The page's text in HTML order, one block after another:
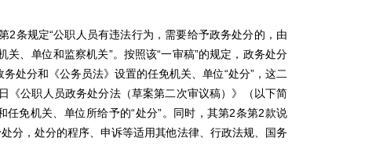
2条规定“公职人员有违法行为，需要给予政务处分的，由
、单位和监察机关”。按照该“一审稿”的规定，政务处分
处分和《公务员法》设置的任免机关、单位“处分”，这二
《公职人员政务处分法（草案第二次审议稿）》（以下简
任免机关、单位所给予的“处分”。同时，其第2条第2款说
分，处分的程序、申诉等适用其他法律、行政法规、国务